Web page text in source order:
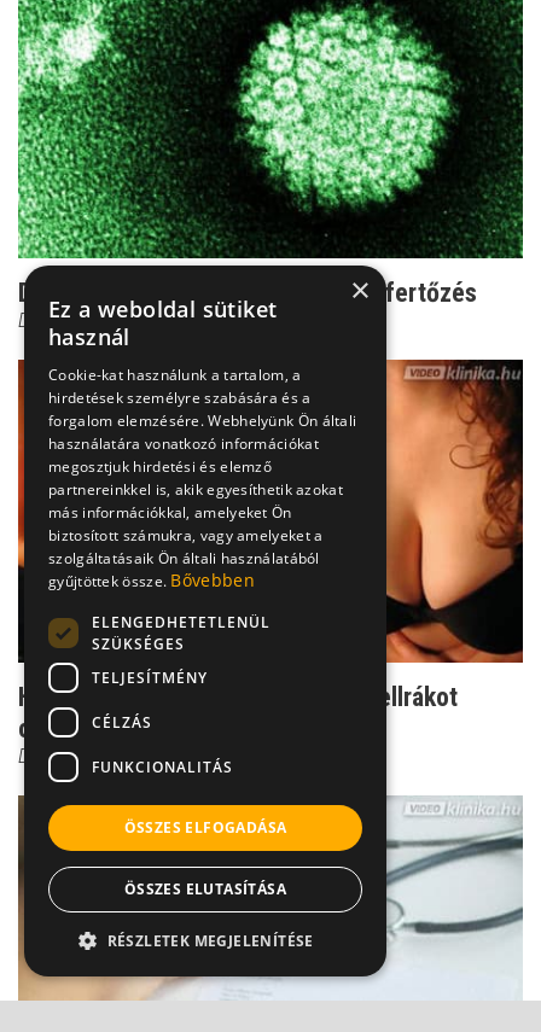
Dr. Novák: Innentől igazi baj a HPV-fertőzés
Dr. Novák Zoltán
Hormonos mellnövelés: valóban mellrákot
okoz?
Dr. Novák Zoltán
×
Ez a weboldal sütiket
használ
Cookie-kat használunk a tartalom, a
hirdetések személyre szabására és a
forgalom elemzésére. Webhelyünk Ön általi
használatára vonatkozó információkat
megosztjuk hirdetési és elemző
partnereinkkel is, akik egyesíthetik azokat
más információkkal, amelyeket Ön
biztosított számukra, vagy amelyeket a
szolgáltatásaik Ön általi használatából
gyűjtöttek össze. Bővebben
ELENGEDHETETLENÜL
SZÜKSÉGES
TELJESÍTMÉNY
CÉLZÁS
FUNKCIONALITÁS
ÖSSZES ELFOGADÁSA
ÖSSZES ELUTASÍTÁSA
RÉSZLETEK MEGJELENÍTÉSE